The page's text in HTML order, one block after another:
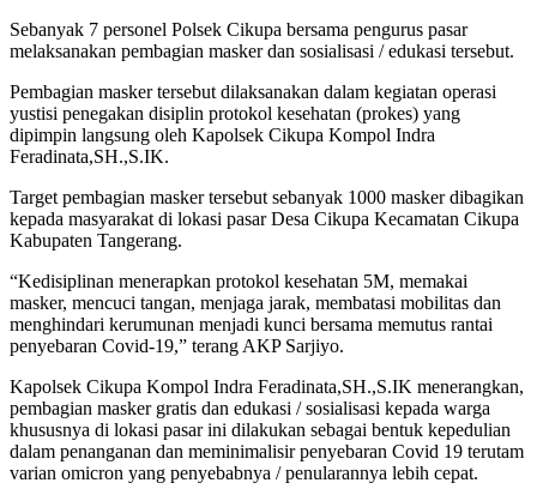
Sebanyak 7 personel Polsek Cikupa bersama pengurus pasar
melaksanakan pembagian masker dan sosialisasi / edukasi tersebut.
Pembagian masker tersebut dilaksanakan dalam kegiatan operasi
yustisi penegakan disiplin protokol kesehatan (prokes) yang
dipimpin langsung oleh Kapolsek Cikupa Kompol Indra
Feradinata,SH.,S.IK.
Target pembagian masker tersebut sebanyak 1000 masker dibagikan
kepada masyarakat di lokasi pasar Desa Cikupa Kecamatan Cikupa
Kabupaten Tangerang.
“Kedisiplinan menerapkan protokol kesehatan 5M, memakai
masker, mencuci tangan, menjaga jarak, membatasi mobilitas dan
menghindari kerumunan menjadi kunci bersama memutus rantai
penyebaran Covid-19,” terang AKP Sarjiyo.
Kapolsek Cikupa Kompol Indra Feradinata,SH.,S.IK menerangkan,
pembagian masker gratis dan edukasi / sosialisasi kepada warga
khususnya di lokasi pasar ini dilakukan sebagai bentuk kepedulian
dalam penanganan dan meminimalisir penyebaran Covid 19 terutam
varian omicron yang penyebabnya / penularannya lebih cepat.